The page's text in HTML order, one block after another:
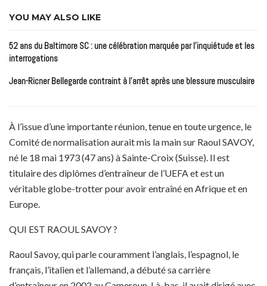
YOU MAY ALSO LIKE
52 ans du Baltimore SC : une célébration marquée par l’inquiétude et les
interrogations
Jean-Ricner Bellegarde contraint à l’arrêt après une blessure musculaire
À l’issue d’une importante réunion, tenue en toute urgence, le
Comité de normalisation aurait mis la main sur Raoul SAVOY,
né le 18 mai 1973 (47 ans) à Sainte-Croix (Suisse). Il est
titulaire des diplômes d’entraîneur de l’UEFA et est un
véritable globe-trotter pour avoir entraîné en Afrique et en
Europe.
QUI EST RAOUL SAVOY ?
Raoul Savoy, qui parle couramment l’anglais, l’espagnol, le
français, l’italien et l’allemand, a débuté sa carrière